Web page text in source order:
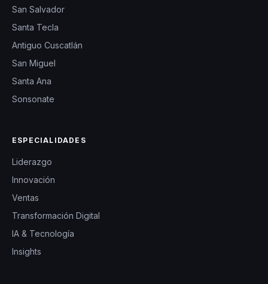
San Salvador
Santa Tecla
Antiguo Cuscatlán
San Miguel
Santa Ana
Sonsonate
ESPECIALIDADES
Liderazgo
Innovación
Ventas
Transformación Digital
IA & Tecnología
Insights